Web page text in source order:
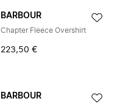
BARBOUR
Chapter Fleece Overshirt
223,50 €
BARBOUR